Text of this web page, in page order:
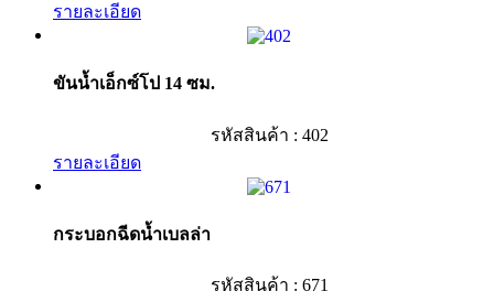
รายละเอียด
ขันน้ำเอ็กซ์โป 14 ซม.
รหัสสินค้า : 402
รายละเอียด
กระบอกฉีดน้ำเบลล่า
รหัสสินค้า : 671